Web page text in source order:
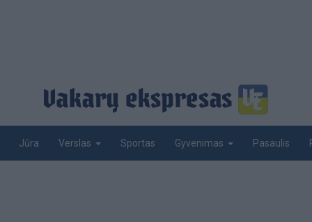
Jūra Verslas Sportas Gyvenimas Pasaulis